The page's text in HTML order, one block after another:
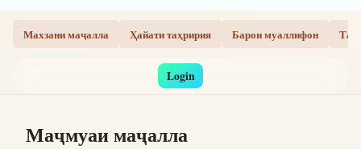
Махзани маҷалла Ҳайати таҳририя Барои муаллифон
Login
Маҷмуаи маҷалла